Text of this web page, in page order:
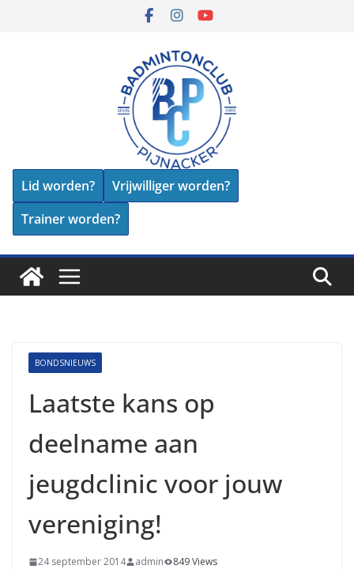
Lid worden?
Vrijwilliger worden?
Trainer worden?
BONDSNIEUWS
Laatste kans op
deelname aan
jeugdclinic voor jouw
vereniging!
24 september 2014 admin 849 Views